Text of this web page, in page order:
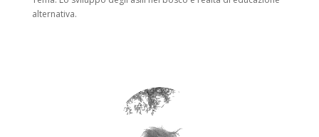
alternativa.